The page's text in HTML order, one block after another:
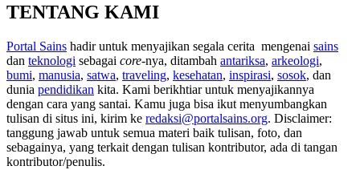
TENTANG KAMI
Portal Sains hadir untuk menyajikan segala cerita mengenai sains
dan teknologi sebagai core-nya, ditambah antariksa, arkeologi,
bumi, manusia, satwa, traveling, kesehatan, inspirasi, sosok, dan
dunia pendidikan kita. Kami berikhtiar untuk menyajikannya
dengan cara yang santai. Kamu juga bisa ikut menyumbangkan
tulisan di situs ini, kirim ke redaksi@portalsains.org. Disclaimer:
tanggung jawab untuk semua materi baik tulisan, foto, dan
sebagainya, yang terkait dengan tulisan kontributor, ada di tangan
kontributor/penulis.